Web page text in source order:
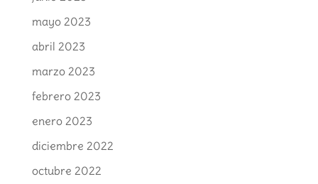
mayo 2023
abril 2023
marzo 2023
febrero 2023
enero 2023
diciembre 2022
octubre 2022